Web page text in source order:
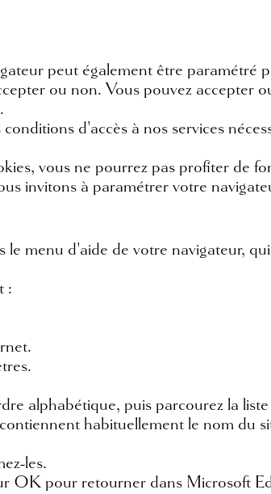
peut également être paramétré
ou non. Vous pouvez accepter
d'accès à nos services
vous ne pourrez pas profiter de
invitons à paramétrer votre
menu d'aide de votre navigateur,
:
alphabétique, puis parcourez la liste
habituellement le nom du
les.
OK pour retourner dans Microsoft